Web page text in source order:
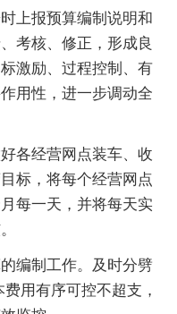
上报预算编制说明和
考核、修正，形成良
激励、过程控制、有
用性，进一步调动全
各经营网点装车、收
标，将每个经营网点
每一天，并将每天实
编制工作。及时分劈
用有序可控不超支，